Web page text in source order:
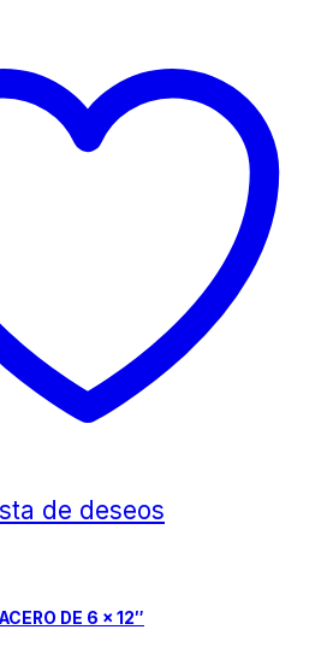
de deseos
DE 6 x 12″